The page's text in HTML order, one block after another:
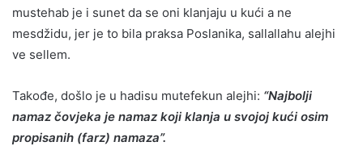
mustehab je i sunet da se oni klanjaju u kući a ne
mesdžidu, jer je to bila praksa Poslanika, sallallahu alejhi
ve sellem.
Takođe, došlo je u hadisu mutefekun alejhi: “Najbolji
namaz čovjeka je namaz koji klanja u svojoj kući osim
propisanih (farz) namaza”.